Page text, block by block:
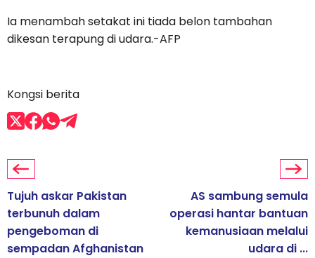
Ia menambah setakat ini tiada belon tambahan
dikesan terapung di udara.-AFP
Kongsi berita
Tujuh askar Pakistan
terbunuh dalam
pengeboman di
sempadan Afghanistan
AS sambung semula
operasi hantar bantuan
kemanusiaan melalui
udara di ...